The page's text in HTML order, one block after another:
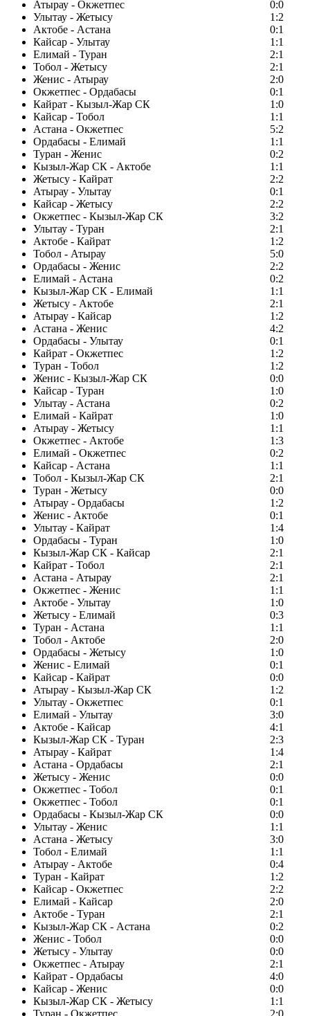
Атырау - Окжетпес
0:0
Улытау - Жетысу
1:2
Актобе - Астана
0:1
Кайсар - Улытау
1:1
Елимай - Туран
2:1
Тобол - Жетысу
2:1
Женис - Атырау
2:0
Окжетпес - Ордабасы
0:1
Кайрат - Кызыл-Жар СК
1:0
Кайсар - Тобол
1:1
Астана - Окжетпес
5:2
Ордабасы - Елимай
1:1
Туран - Женис
0:2
Кызыл-Жар СК - Актобе
1:1
Жетысу - Кайрат
2:2
Атырау - Улытау
0:1
Кайсар - Жетысу
2:2
Окжетпес - Кызыл-Жар СК
3:2
Улытау - Туран
2:1
Актобе - Кайрат
1:2
Тобол - Атырау
5:0
Ордабасы - Женис
2:2
Елимай - Астана
0:2
Кызыл-Жар СК - Елимай
1:1
Жетысу - Актобе
2:1
Атырау - Кайсар
1:2
Астана - Женис
4:2
Ордабасы - Улытау
0:1
Кайрат - Окжетпес
1:2
Туран - Тобол
1:2
Женис - Кызыл-Жар СК
0:0
Кайсар - Туран
1:0
Улытау - Астана
0:2
Елимай - Кайрат
1:0
Атырау - Жетысу
1:1
Окжетпес - Актобе
1:3
Елимай - Окжетпес
0:2
Кайсар - Астана
1:1
Тобол - Кызыл-Жар СК
2:1
Туран - Жетысу
0:0
Атырау - Ордабасы
1:2
Женис - Актобе
0:1
Улытау - Кайрат
1:4
Ордабасы - Туран
1:0
Кызыл-Жар СК - Кайсар
2:1
Кайрат - Тобол
2:1
Астана - Атырау
2:1
Окжетпес - Женис
1:1
Актобе - Улытау
1:0
Жетысу - Елимай
0:3
Туран - Астана
1:1
Тобол - Актобе
2:0
Ордабасы - Жетысу
1:0
Женис - Елимай
0:1
Кайсар - Кайрат
0:0
Атырау - Кызыл-Жар СК
1:2
Улытау - Окжетпес
0:1
Елимай - Улытау
3:0
Актобе - Кайсар
4:1
Кызыл-Жар СК - Туран
2:3
Атырау - Кайрат
1:4
Астана - Ордабасы
2:1
Жетысу - Женис
0:0
Окжетпес - Тобол
0:1
Окжетпес - Тобол
0:1
Ордабасы - Кызыл-Жар СК
0:0
Улытау - Женис
1:1
Астана - Жетысу
3:0
Тобол - Елимай
1:1
Атырау - Актобе
0:4
Туран - Кайрат
1:2
Кайсар - Окжетпес
2:2
Елимай - Кайсар
2:0
Актобе - Туран
2:1
Кызыл-Жар СК - Астана
0:2
Женис - Тобол
0:0
Жетысу - Улытау
0:0
Окжетпес - Атырау
2:1
Кайрат - Ордабасы
4:0
Кайсар - Женис
0:0
Кызыл-Жар СК - Жетысу
1:1